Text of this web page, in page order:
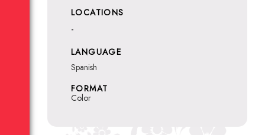
LOCATIONS
-
LANGUAGE
Spanish
FORMAT
Color